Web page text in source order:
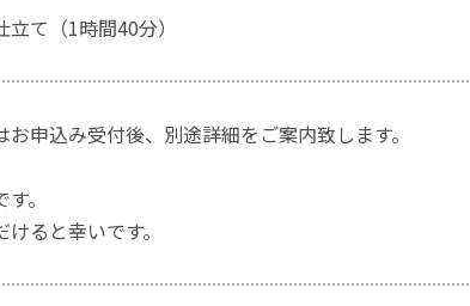
て（1時間40分）
申込み受付後、別途詳細をご案内致します。
。
ると幸いです。